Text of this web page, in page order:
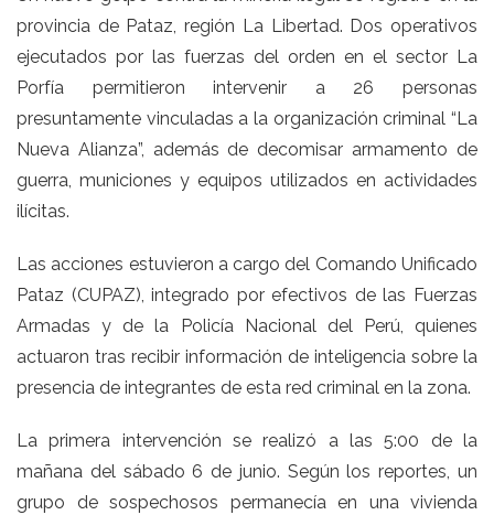
provincia de Pataz, región La Libertad. Dos operativos
ejecutados por las fuerzas del orden en el sector La
Porfía permitieron intervenir a 26 personas
presuntamente vinculadas a la organización criminal “La
Nueva Alianza”, además de decomisar armamento de
guerra, municiones y equipos utilizados en actividades
ilícitas.
Las acciones estuvieron a cargo del Comando Unificado
Pataz (CUPAZ), integrado por efectivos de las Fuerzas
Armadas y de la Policía Nacional del Perú, quienes
actuaron tras recibir información de inteligencia sobre la
presencia de integrantes de esta red criminal en la zona.
La primera intervención se realizó a las 5:00 de la
mañana del sábado 6 de junio. Según los reportes, un
grupo de sospechosos permanecía en una vivienda